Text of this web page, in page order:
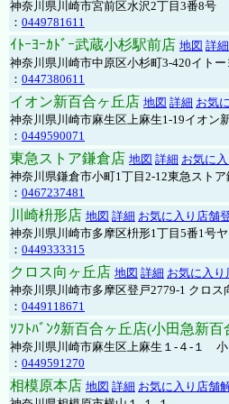
神奈川県川崎市宮前区水沢2丁目3番8号
： 0449781611
ｲﾄｰﾖｰｶﾄﾞｰ武蔵小杉駅前店 地図 詳細
神奈川県川崎市中原区小杉町3-420イト
： 0447380611
イオン新百合ヶ丘店 地図 詳細 お気
神奈川県川崎市麻生区上麻生1-19イオン
： 0449590071
東急ストア鎌倉店 地図 詳細 お気に
神奈川県鎌倉市小町1丁目2-12東急スト
： 0467237481
川崎枡形店 地図 詳細 お気に入り店舗
神奈川県川崎市多摩区枡形1丁目5番1号
： 0449333315
クロス向ヶ丘店 地図 詳細 お気に入り
神奈川県川崎市多摩区登戸2779-1 クロス
： 0449118671
ｿﾌﾄﾊﾞﾝｸ新百合ヶ丘店(小田急新
神奈川県川崎市麻生区上麻生１-４-１
： 0449591270
相模原本店 地図 詳細 お気に入り店舗